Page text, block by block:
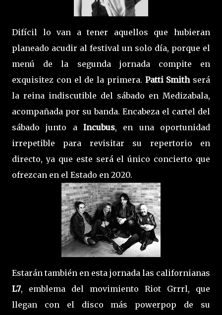
Difícil lo van a tener aquellos que hubieran
planeado acudir al festival un solo día, porque el
menú de la segunda jornada compite en
exquisitez con el de la primera. Patti Smithserá
la reina indiscutible del sábado en Medizabala,
acompañada por su banda. Encabeza el cartel del
sábado junto a Incubus, en una oportunidad
irrepetible para revisitar su repertorio en
directo, ya que este será el único concierto que
ofrezcan en el Estado en 2020.
Estarán también en esta jornada las californianas
L7, emblema del movimiento Riot Grrrl, que
llegan con el disco más powerpop de su